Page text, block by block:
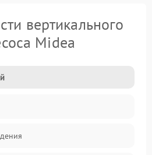
вертикального
Midea